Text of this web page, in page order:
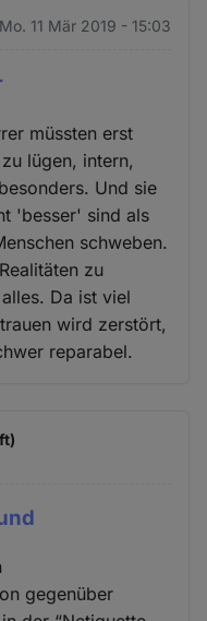
Mo. 11 Mär 2019 - 15:03
müssten erst
lügen, intern,
Und sie
'besser' sind als
schweben.
zu
Da ist viel
wird zerstört,
reparabel.
gegenüber